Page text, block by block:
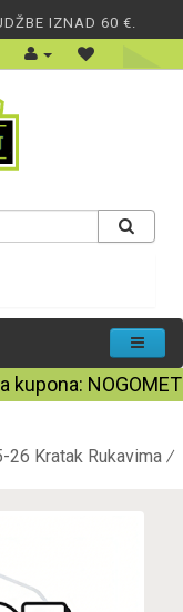
IZNAD 60 €.
kupona: NOGOMET
26 Kratak Rukavima